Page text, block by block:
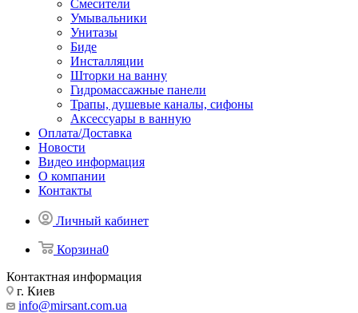
Смесители
Умывальники
Унитазы
Биде
Инсталляции
Шторки на ванну
Гидромассажные панели
Трапы, душевые каналы, сифоны
Аксессуары в ванную
Оплата/Доставка
Новости
Видео информация
О компании
Контакты
Личный кабинет
Корзина0
Контактная информация
г. Киев
info@mirsant.com.ua